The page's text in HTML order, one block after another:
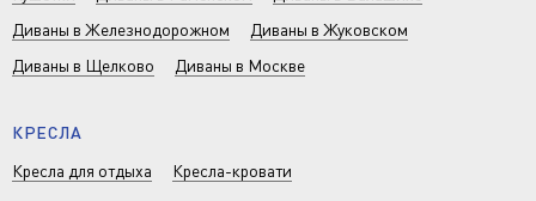
Диваны в Железнодорожном
Диваны в Жуковском
Диваны в Щелково
Диваны в Москве
КРЕСЛА
Кресла для отдыха
Кресла-кровати